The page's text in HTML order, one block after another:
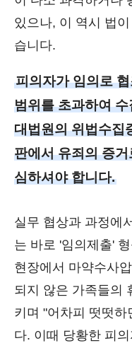
있으나, 이 역시 법
습니다.
피의자가 임의로
범위를 초과하여
대법원의 위법수집
판에서 유죄의 증
심하셔야 합니다.
실무 협상과 과정에
는 바로 '임의제출'
현장에서 마약수사
되지 않은 가족들의
키며 "어차피 떳떳하
다. 이때 당황한 피